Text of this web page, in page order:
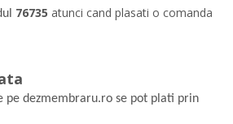
76735 atunci cand plasati o comanda
pe dezmembraru.ro se pot plati prin